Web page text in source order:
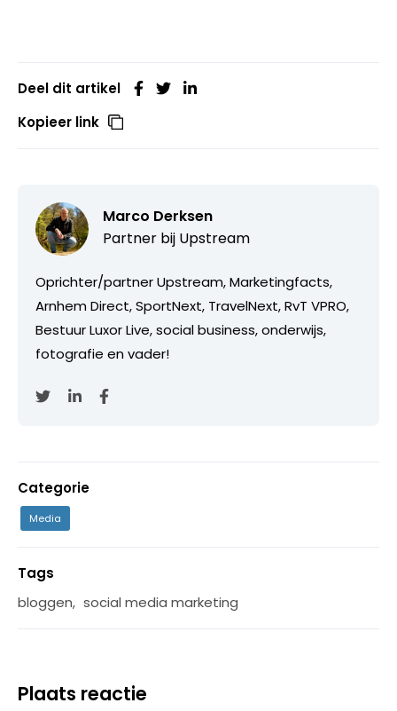
Deel dit artikel
Kopieer link
Marco Derksen
Partner bij Upstream
Oprichter/partner Upstream, Marketingfacts,
Arnhem Direct, SportNext, TravelNext, RvT VPRO,
Bestuur Luxor Live, social business, onderwijs,
fotografie en vader!
Categorie
Media
Tags
bloggen, social media marketing
Plaats reactie